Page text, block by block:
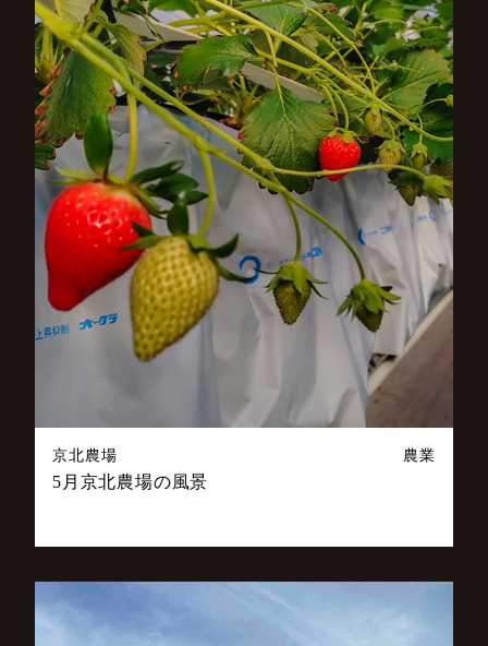
京北農場 農業
5月京北農場の風景